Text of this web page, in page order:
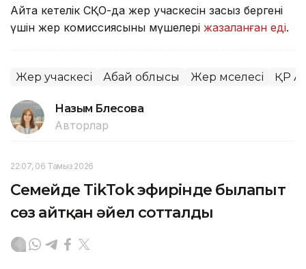
Айта кетелік СҚО-да жер учаскесін заңсыз бергені
үшін жер комиссиясының мүшелері жазаланған еді.
Жер учаскесі Абай облысы Жер мәселесі ҚР
Назым Бөлесова
Авторлар
22:07, 06 Тамыз 2026
Семейде TikTok эфирінде былапыт
сөз айтқан әйел сотталды